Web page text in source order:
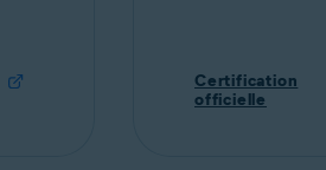
Certification
officielle